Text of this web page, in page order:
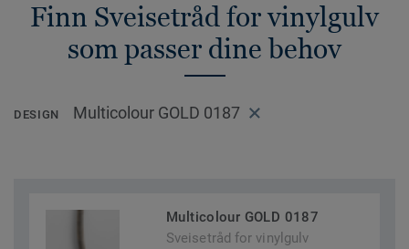
Finn Sveisetråd for vinylgulv
som passer dine behov
DESIGN Multicolour GOLD 0187
Multicolour GOLD 0187
Sveisetråd for vinylgulv